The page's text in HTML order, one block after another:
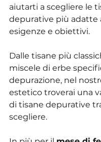
aiutarti a scegliere le
depurative più adatte
esigenze e obiettivi.
Dalle tisane più
miscele di erbe
depurazione, nel
estetico troverai una
di tisane depurative
scegliere.